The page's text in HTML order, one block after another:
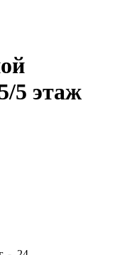
5 этаж